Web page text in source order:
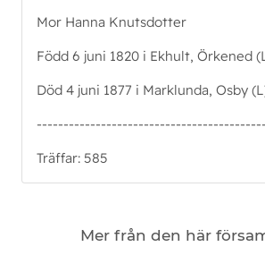
Mor Hanna Knutsdotter
Född 6 juni 1820 i Ekhult, Örkened
Död 4 juni 1877 i Marklunda, Osby
Träffar: 585
Mer från den här